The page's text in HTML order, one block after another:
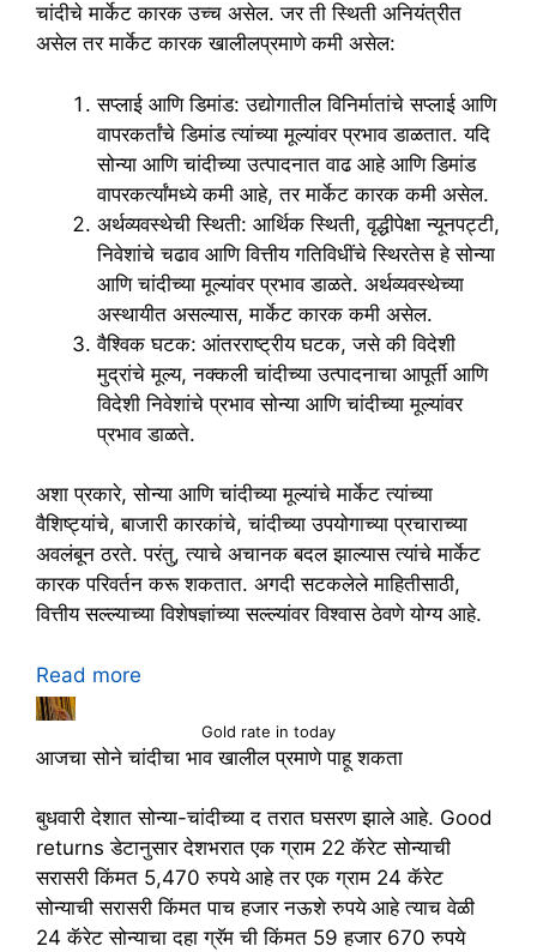
चांदीचे मार्केट कारक उच्च असेल. जर ती स्थिती अनियंत्रीत
असेल तर मार्केट कारक खालीलप्रमाणे कमी असेल:
सप्लाई आणि डिमांड: उद्योगातील विनिर्मातांचे सप्लाई आणि
वापरकर्तांचे डिमांड त्यांच्या मूल्यांवर प्रभाव डाळतात. यदि
सोन्या आणि चांदीच्या उत्पादनात वाढ आहे आणि डिमांड
वापरकर्त्यांमध्ये कमी आहे, तर मार्केट कारक कमी असेल.
अर्थव्यवस्थेची स्थिती: आर्थिक स्थिती, वृद्धीपेक्षा न्यूनपट्टी,
निवेशांचे चढाव आणि वित्तीय गतिविधींचे स्थिरतेस हे सोन्या
आणि चांदीच्या मूल्यांवर प्रभाव डाळते. अर्थव्यवस्थेच्या
अस्थायीत असल्यास, मार्केट कारक कमी असेल.
वैश्विक घटक: आंतरराष्ट्रीय घटक, जसे की विदेशी
मुद्रांचे मूल्य, नक्कली चांदीच्या उत्पादनाचा आपूर्ती आणि
विदेशी निवेशांचे प्रभाव सोन्या आणि चांदीच्या मूल्यांवर
प्रभाव डाळते.
अशा प्रकारे, सोन्या आणि चांदीच्या मूल्यांचे मार्केट त्यांच्या
वैशिष्ट्यांचे, बाजारी कारकांचे, चांदीच्या उपयोगाच्या प्रचाराच्या
अवलंबून ठरते. परंतु, त्याचे अचानक बदल झाल्यास त्यांचे मार्केट
कारक परिवर्तन करू शकतात. अगदी सटकलेले माहितीसाठी,
वित्तीय सल्ल्याच्या विशेषज्ञांच्या सल्ल्यांवर विश्वास ठेवणे योग्य आहे.
Read more
Today
सोन्या-
चांदीच्या
भावात
घसरण
Gold rate in today
आजचा सोने चांदीचा भाव खालील प्रमाणे पाहू शकता
बुधवारी देशात सोन्या-चांदीच्या द तरात घसरण झाले आहे. Good
returns डेटानुसार देशभरात एक ग्राम 22 कॅरेट सोन्याची
सरासरी किंमत 5,470 रुपये आहे तर एक ग्राम 24 कॅरेट
सोन्याची सरासरी किंमत पाच हजार नऊशे रुपये आहे त्याच वेळी
24 कॅरेट सोन्याचा दहा ग्रॅम ची किंमत 59 हजार 670 रुपये